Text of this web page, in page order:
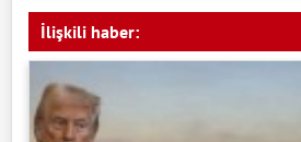
İlişkili haber: